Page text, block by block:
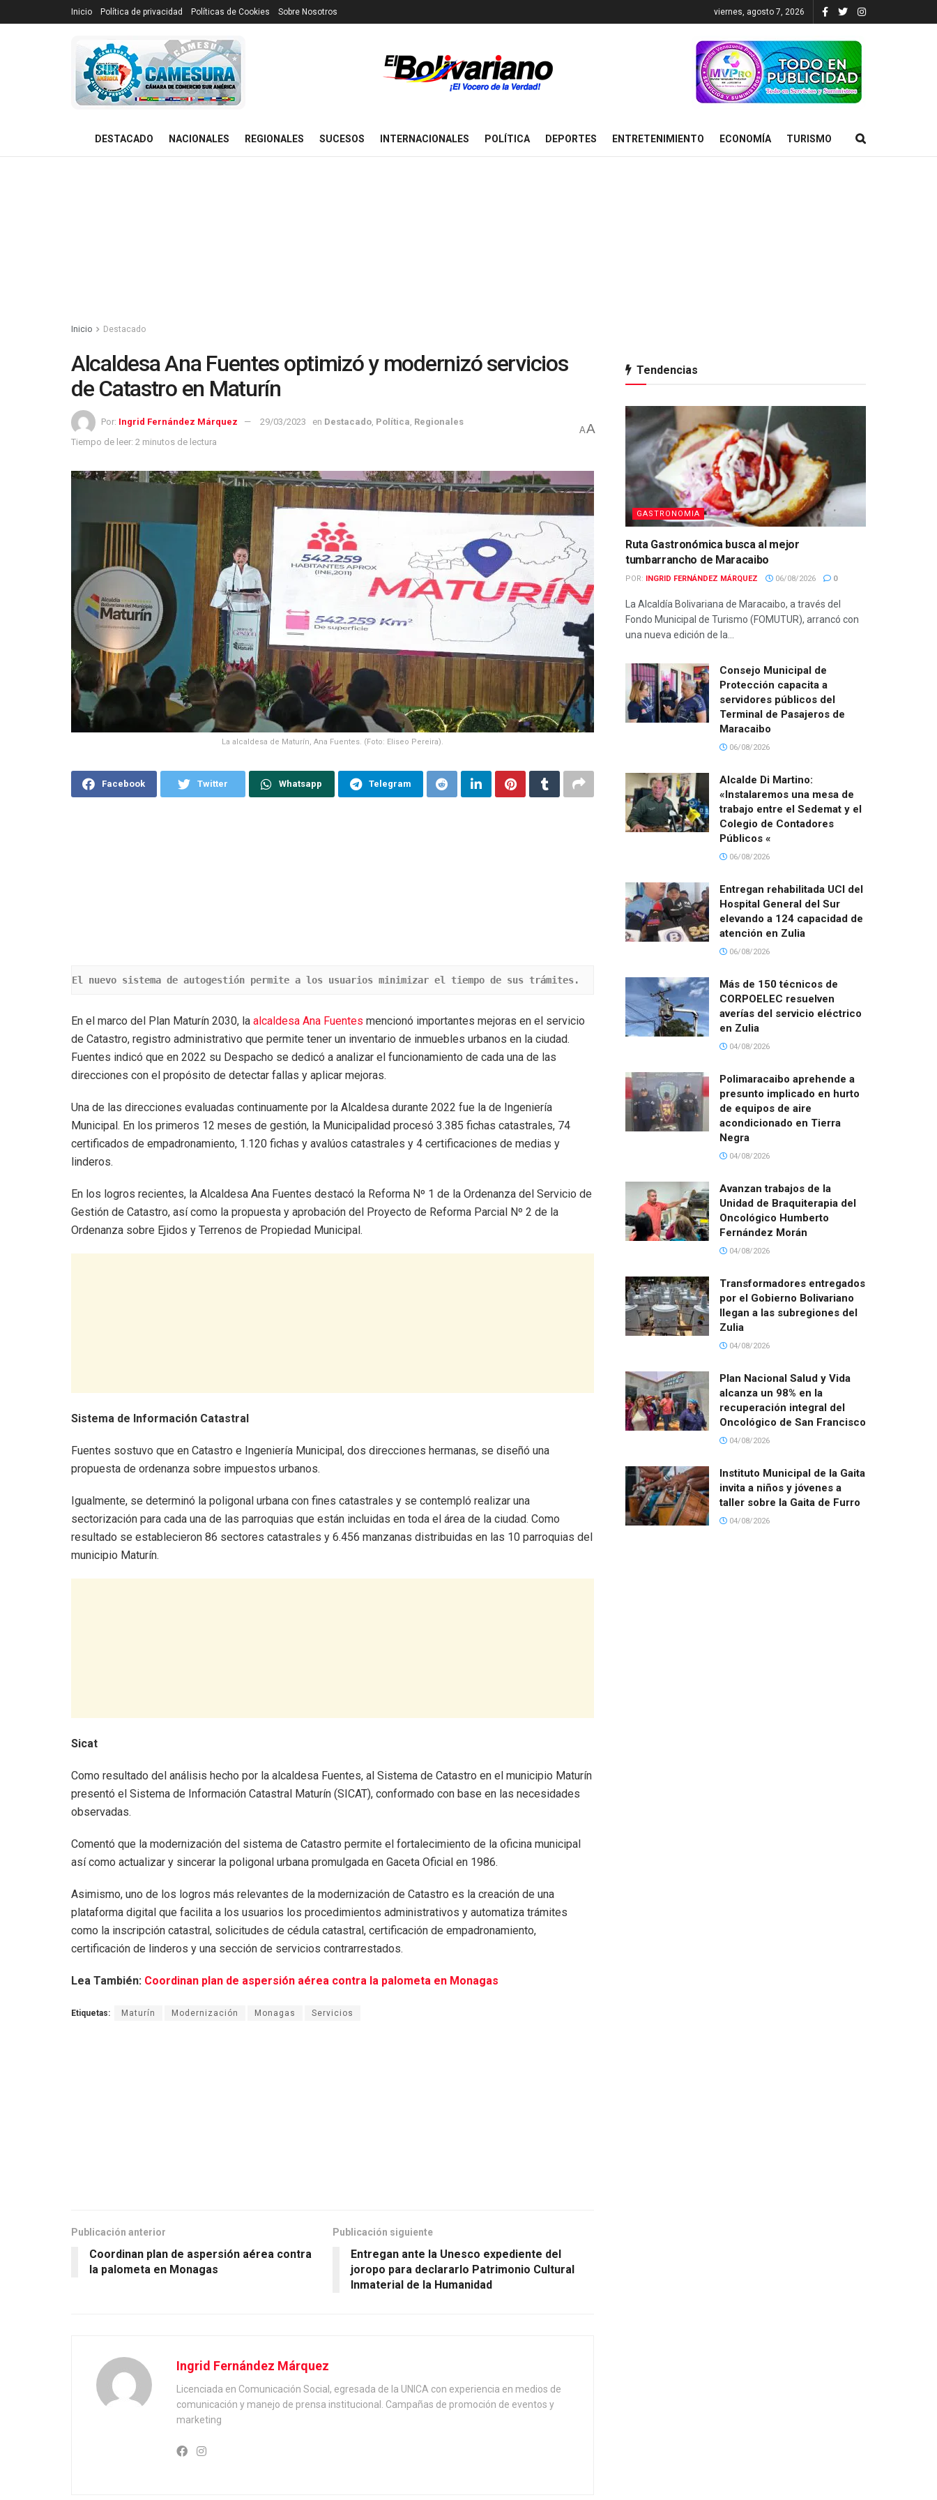
Inicio Política de privacidad Políticas de Cookies Sobre Nosotros viernes, agosto 7, 2026
DESTACADO NACIONALES REGIONALES SUCESOS INTERNACIONALES POLÍTICA DEPORTES ENTRETENIMIENTO ECONOMÍA TURISMO
Inicio Destacado
Alcaldesa Ana Fuentes optimizó y modernizó servicios
de Catastro en Maturín
Por: Ingrid Fernández Márquez 29/03/2023 en Destacado Política Regionales
Tiempo de leer: 2 minutos de lectura
AA
La alcaldesa de Maturín, Ana Fuentes. (Foto: Eliseo Pereira).
Facebook Twitter Whatsapp Telegram
El nuevo sistema de autogestión permite a los usuarios minimizar el tiempo de sus trámites.
En el marco del Plan Maturín 2030, la alcaldesa Ana Fuentes mencionó importantes mejoras en el servicio
de Catastro, registro administrativo que permite tener un inventario de inmuebles urbanos en la ciudad.
Fuentes indicó que en 2022 su Despacho se dedicó a analizar el funcionamiento de cada una de las
direcciones con el propósito de detectar fallas y aplicar mejoras.
Una de las direcciones evaluadas continuamente por la Alcaldesa durante 2022 fue la de Ingeniería
Municipal. En los primeros 12 meses de gestión, la Municipalidad procesó 3.385 fichas catastrales, 74
certificados de empadronamiento, 1.120 fichas y avalúos catastrales y 4 certificaciones de medias y
linderos.
En los logros recientes, la Alcaldesa Ana Fuentes destacó la Reforma Nº 1 de la Ordenanza del Servicio de
Gestión de Catastro, así como la propuesta y aprobación del Proyecto de Reforma Parcial Nº 2 de la
Ordenanza sobre Ejidos y Terrenos de Propiedad Municipal.
Sistema de Información Catastral
Fuentes sostuvo que en Catastro e Ingeniería Municipal, dos direcciones hermanas, se diseñó una
propuesta de ordenanza sobre impuestos urbanos.
Igualmente, se determinó la poligonal urbana con fines catastrales y se contempló realizar una
sectorización para cada una de las parroquias que están incluidas en toda el área de la ciudad. Como
resultado se establecieron 86 sectores catastrales y 6.456 manzanas distribuidas en las 10 parroquias del
municipio Maturín.
Sicat
Como resultado del análisis hecho por la alcaldesa Fuentes, al Sistema de Catastro en el municipio Maturín
presentó el Sistema de Información Catastral Maturín (SICAT), conformado con base en las necesidades
observadas.
Comentó que la modernización del sistema de Catastro permite el fortalecimiento de la oficina municipal
así como actualizar y sincerar la poligonal urbana promulgada en Gaceta Oficial en 1986.
Asimismo, uno de los logros más relevantes de la modernización de Catastro es la creación de una
plataforma digital que facilita a los usuarios los procedimientos administrativos y automatiza trámites
como la inscripción catastral, solicitudes de cédula catastral, certificación de empadronamiento,
certificación de linderos y una sección de servicios contrarrestados.
Lea También: Coordinan plan de aspersión aérea contra la palometa en Monagas
Etiquetas: Maturín Modernización Monagas Servicios
Publicación anterior
Coordinan plan de aspersión aérea contra
la palometa en Monagas
Publicación siguiente
Entregan ante la Unesco expediente del
joropo para declararlo Patrimonio Cultural
Inmaterial de la Humanidad
Ingrid Fernández Márquez
Licenciada en Comunicación Social, egresada de la UNICA con experiencia en medios de
comunicación y manejo de prensa institucional. Campañas de promoción de eventos y
marketing
Tendencias
GASTRONOMIA
Ruta Gastronómica busca al mejor
tumbarrancho de Maracaibo
POR: INGRID FERNÁNDEZ MÁRQUEZ 06/08/2026 0
La Alcaldía Bolivariana de Maracaibo, a través del
Fondo Municipal de Turismo (FOMUTUR), arrancó con
una nueva edición de la...
Consejo Municipal de
Protección capacita a
servidores públicos del
Terminal de Pasajeros de
Maracaibo
06/08/2026
Alcalde Di Martino:
«Instalaremos una mesa de
trabajo entre el Sedemat y el
Colegio de Contadores
Públicos «
06/08/2026
Entregan rehabilitada UCI del
Hospital General del Sur
elevando a 124 capacidad de
atención en Zulia
06/08/2026
Más de 150 técnicos de
CORPOELEC resuelven
averías del servicio eléctrico
en Zulia
04/08/2026
Polimaracaibo aprehende a
presunto implicado en hurto
de equipos de aire
acondicionado en Tierra
Negra
04/08/2026
Avanzan trabajos de la
Unidad de Braquiterapia del
Oncológico Humberto
Fernández Morán
04/08/2026
Transformadores entregados
por el Gobierno Bolivariano
llegan a las subregiones del
Zulia
04/08/2026
Plan Nacional Salud y Vida
alcanza un 98% en la
recuperación integral del
Oncológico de San Francisco
04/08/2026
Instituto Municipal de la Gaita
invita a niños y jóvenes a
taller sobre la Gaita de Furro
04/08/2026